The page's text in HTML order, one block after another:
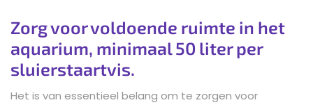
Zorg voor voldoende ruimte in het
aquarium, minimaal 50 liter per
sluierstaartvis.
Het is van essentieel belang om te zorgen voor